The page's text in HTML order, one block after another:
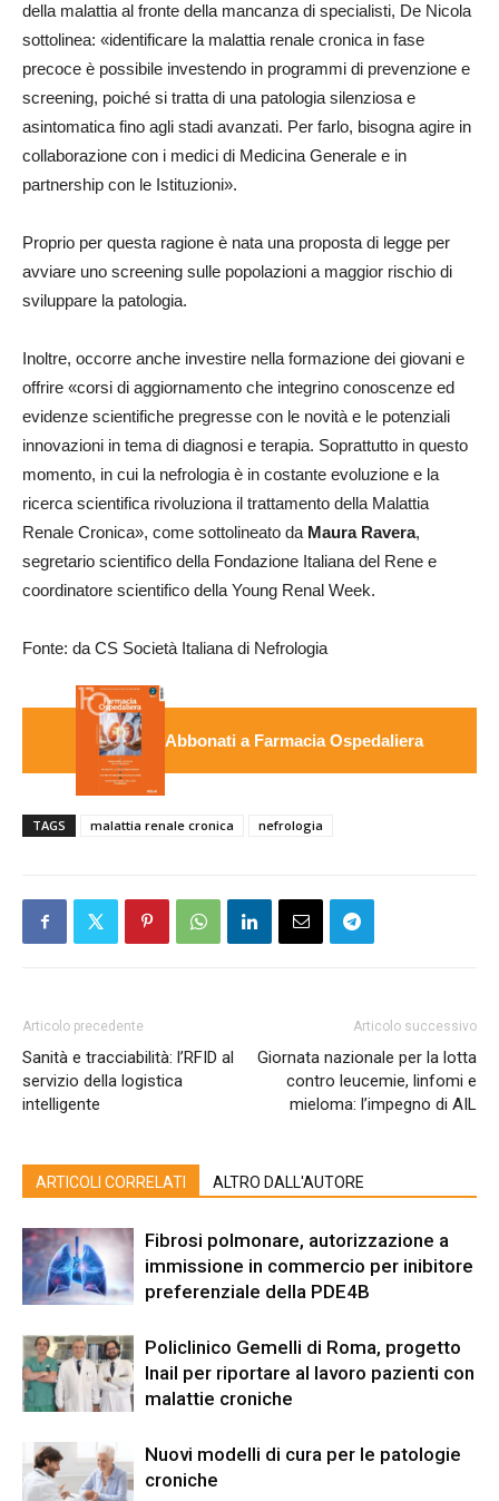
della malattia al fronte della mancanza di specialisti, De Nicola
sottolinea: «identificare la malattia renale cronica in fase
precoce è possibile investendo in programmi di prevenzione e
screening, poiché si tratta di una patologia silenziosa e
asintomatica fino agli stadi avanzati. Per farlo, bisogna agire in
collaborazione con i medici di Medicina Generale e in
partnership con le Istituzioni».
Proprio per questa ragione è nata una proposta di legge per
avviare uno screening sulle popolazioni a maggior rischio di
sviluppare la patologia.
Inoltre, occorre anche investire nella formazione dei giovani e
offrire «corsi di aggiornamento che integrino conoscenze ed
evidenze scientifiche pregresse con le novità e le potenziali
innovazioni in tema di diagnosi e terapia. Soprattutto in questo
momento, in cui la nefrologia è in costante evoluzione e la
ricerca scientifica rivoluziona il trattamento della Malattia
Renale Cronica», come sottolineato da Maura Ravera,
segretario scientifico della Fondazione Italiana del Rene e
coordinatore scientifico della Young Renal Week.
Fonte: da CS Società Italiana di Nefrologia
Abbonati a Farmacia Ospedaliera
TAGS malattia renale cronica nefrologia
Articolo precedente
Sanità e tracciabilità: l’RFID al
servizio della logistica
intelligente
Articolo successivo
Giornata nazionale per la lotta
contro leucemie, linfomi e
mieloma: l’impegno di AIL
ARTICOLI CORRELATI ALTRO DALL'AUTORE
Fibrosi polmonare, autorizzazione a
immissione in commercio per inibitore
preferenziale della PDE4B
Policlinico Gemelli di Roma, progetto
Inail per riportare al lavoro pazienti con
malattie croniche
Nuovi modelli di cura per le patologie
croniche